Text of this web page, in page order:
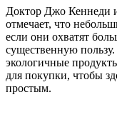
Доктор Джо Кеннеди
отмечает, что
если они охватят
существенную
экологичные
для покупки, чтобы
простым.